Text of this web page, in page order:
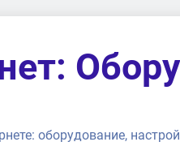
оборудование,